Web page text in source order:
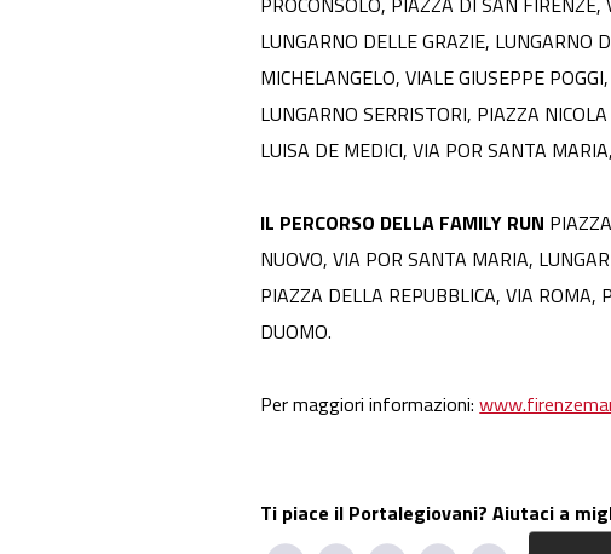
LUNGARNO DELLE GRAZIE, LUNGARNO
MICHELANGELO, VIALE GIUSEPPE
LUNGARNO SERRISTORI, PIAZZA
LUISA DE MEDICI, VIA POR SANTA
IL PERCORSO DELLA FAMILY RUN
NUOVO, VIA POR SANTA MARIA,
PIAZZA DELLA REPUBBLICA, VIA
DUOMO.
Per maggiori informazioni:
Ti piace il Portalegiovani? Aiutaci a